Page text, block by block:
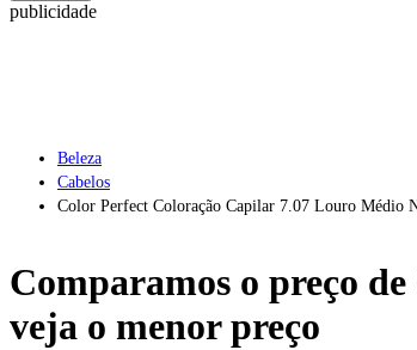
publicidade
Beleza
Cabelos
Color Perfect Coloração Capilar 7.07 Louro Médio
Comparamos o preço de
veja o menor preço